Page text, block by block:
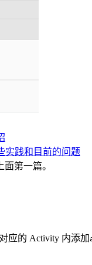
实践和目前的问题
第一篇。
应的 Activity 内添加